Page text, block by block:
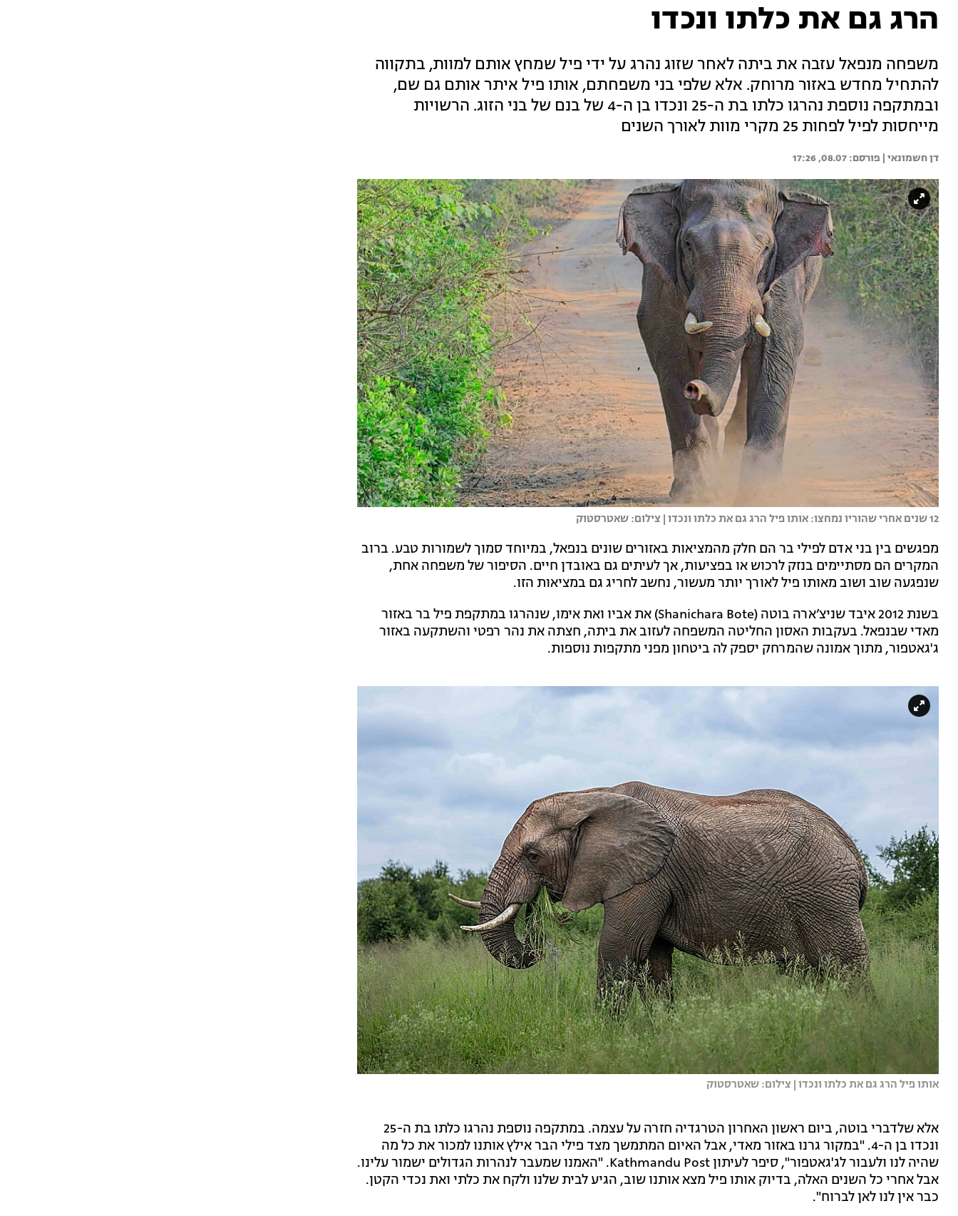
הרג גם את כלתו ונכדו
משפחה מנפאל עזבה את ביתה לאחר שזוג נהרג על ידי פיל שמחץ אותם למוות, בתקווה
להתחיל מחדש באזור מרוחק. אלא שלפי בני משפחתם, אותו פיל איתר אותם גם שם,
ובמתקפה נוספת נהרגו כלתו בת ה-25 ונכדו בן ה-4 של בנם של בני הזוג. הרשויות
מייחסות לפיל לפחות 25 מקרי מוות לאורך השנים
דן חשמונאי | 08.07, 17:26
12 שנים אחרי שהוריו נמחצו: אותו פיל הרג גם את כלתו ונכדו | צילום: שאטרסטוק
מפגשים בין בני אדם לפילי בר הם חלק מהמציאות באזורים שונים בנפאל, במיוחד סמוך לשמורות טבע. ברוב
המקרים הם מסתיימים בנזק לרכוש או בפציעות, אך לעיתים גם באובדן חיים. הסיפור של משפחה אחת,
שנפגעה שוב ושוב מאותו פיל לאורך יותר מעשור, נחשב לחריג גם במציאות הזו.
בשנת 2012 איבד שניצ’ארה בוטה (Shanichara Bote) את אביו ואת אימו, שנהרגו במתקפת פיל בר באזור
מאדי שבנפאל. בעקבות האסון החליטה המשפחה לעזוב את ביתה, חצתה את נהר רפטי והשתקעה באזור
ג'גאטפור, מתוך אמונה שהמרחק יספק לה ביטחון מפני מתקפות נוספות.
אותו פיל הרג גם את כלתו ונכדו | צילום: שאטרסטוק
אלא שלדברי בוטה, ביום ראשון האחרון הטרגדיה חזרה על עצמה. במתקפה נוספת נהרגו כלתו בת ה-25
ונכדו בן ה-4. "במקור גרנו באזור מאדי, אבל האיום המתמשך מצד פילי הבר אילץ אותנו למכור את כל מה
שהיה לנו ולעבור לג'גאטפור", סיפר לעיתון Kathmandu Post. "האמנו שמעבר לנהרות הגדולים ישמור עלינו.
אבל אחרי כל השנים האלה, בדיוק אותו פיל מצא אותנו שוב, הגיע לבית שלנו ולקח את כלתי ואת נכדי הקטן.
כבר אין לנו לאן לברוח".